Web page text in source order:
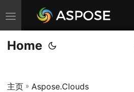
切
换
导
Home
主页 » Aspose.Clouds